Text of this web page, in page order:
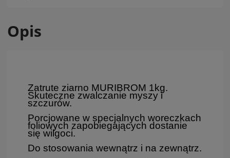
Opis
Zatrute ziarno MURIBROM 1kg.
Skuteczne zwalczanie myszy i
szczurów.
Porcjowane w specjalnych woreczkach
foliowych zapobiegających dostanie
się wilgoci.
Do stosowania wewnątrz i na zewnątrz.